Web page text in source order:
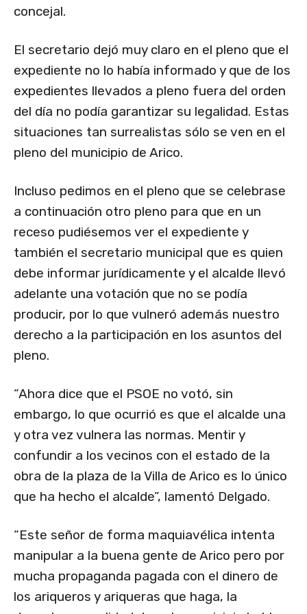
concejal.
El secretario dejó muy claro en el pleno que el
expediente no lo había informado y que de los
expedientes llevados a pleno fuera del orden
del día no podía garantizar su legalidad. Estas
situaciones tan surrealistas sólo se ven en el
pleno del municipio de Arico.
Incluso pedimos en el pleno que se celebrase
a continuación otro pleno para que en un
receso pudiésemos ver el expediente y
también el secretario municipal que es quien
debe informar jurídicamente y el alcalde llevó
adelante una votación que no se podía
producir, por lo que vulneró además nuestro
derecho a la participación en los asuntos del
pleno.
“Ahora dice que el PSOE no votó, sin
embargo, lo que ocurrió es que el alcalde una
y otra vez vulnera las normas. Mentir y
confundir a los vecinos con el estado de la
obra de la plaza de la Villa de Arico es lo único
que ha hecho el alcalde”, lamentó Delgado.
“Este señor de forma maquiavélica intenta
manipular a la buena gente de Arico pero por
mucha propaganda pagada con el dinero de
los ariqueros y ariqueras que haga, la